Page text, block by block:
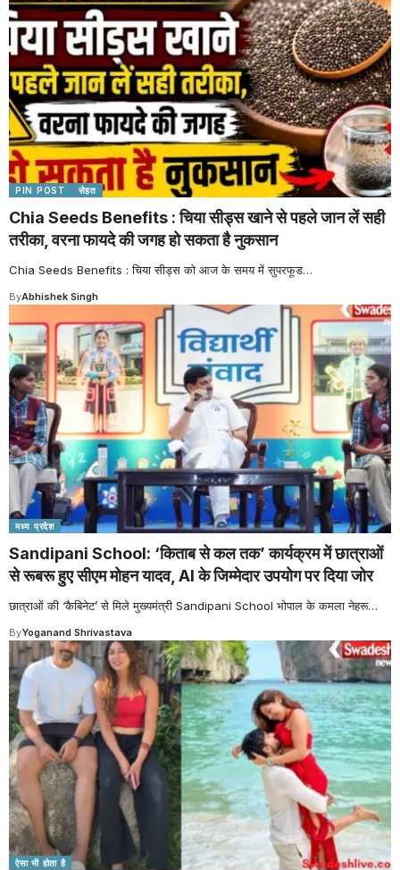
PIN POST सेहत
Chia Seeds Benefits : चिया सीड्स खाने से पहले जान लें सही
तरीका, वरना फायदे की जगह हो सकता है नुकसान
Chia Seeds Benefits : चिया सीड्स को आज के समय में सुपरफूड…
ByAbhishek Singh
मध्य प्रदेश
Sandipani School: ‘किताब से कल तक’ कार्यक्रम में छात्राओं
से रूबरू हुए सीएम मोहन यादव, AI के जिम्मेदार उपयोग पर दिया जोर
छात्राओं की ‘कैबिनेट’ से मिले मुख्यमंत्री Sandipani School भोपाल के कमला नेहरू…
ByYoganand Shrivastava
ऐसा भी होता है